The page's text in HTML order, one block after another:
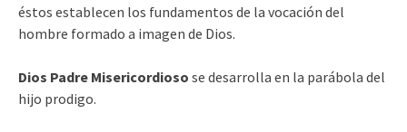
éstos establecen los fundamentos de la vocación del
hombre formado a imagen de Dios.
Dios Padre Misericordioso se desarrolla en la parábola del
hijo prodigo.